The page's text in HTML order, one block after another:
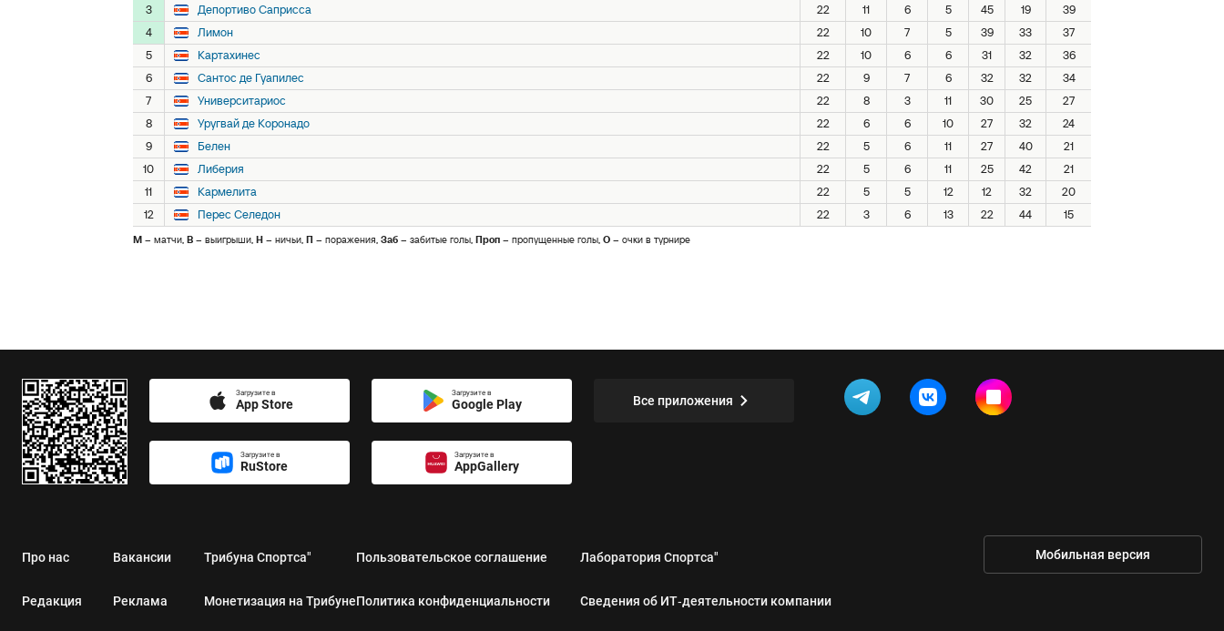
3
Депортиво Саприсса 22 11 6 5 45 19
39
4
Лимон 22 10 7 5 39 33
37
5
Картахинес 22 10 6 6 31 32
36
6
Сантос де Гуапилес 22 9 7 6 32 32
34
7
Университариос 22 8 3 11 30 25
27
8
Уругвай де Коронадо 22 6 6 10 27 32
24
9
Белен 22 5 6 11 27 40
21
10
Либерия 22 5 6 11 25 42
21
11
Кармелита 22 5 5 12 12 32
20
12
Перес Селедон 22 3 6 13 22 44 15
М – матчи, В – выигрыши, Н – ничьи, П – поражения, Заб – забитые голы, Проп – пропущенные голы, О – очки в турнире
Загрузите в
App Store
Загрузите в
Google Play
Загрузите в
RuStore
Загрузите в
AppGallery
Все приложения
Про нас
Редакция
Вакансии
Реклама
Трибуна Спортса"
Монетизация на Трибуне
Пользовательское соглашение
Политика конфиденциальности
Лаборатория Спортса"
Сведения об ИТ‑деятельности компании
Мобильная версия